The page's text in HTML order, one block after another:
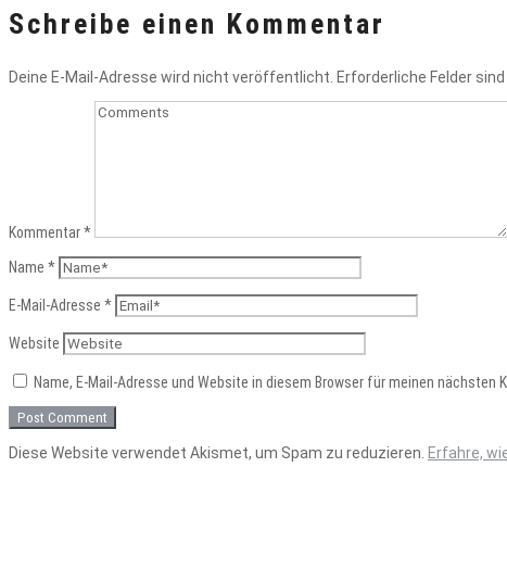
Schreibe einen Kommentar
Deine E-Mail-Adresse wird nicht veröffentlicht. Erforderliche Felder
Kommentar*
Name *
E-Mail-Adresse *
Website
Name, E-Mail-Adresse und Website in diesem Browser für meinen nächsten
Diese Website verwendet Akismet, um Spam zu reduzieren. Erfahre,